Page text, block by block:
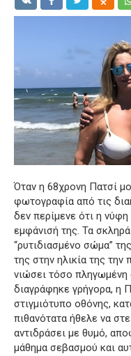
Όταν η 68χρονη Πατσί
φωτογραφία από τις
δεν περίμενε ότι η
εμφάνισή της. Τα
“ρυτιδιασμένο σώμα”
της στην ηλικία της
νιώσει τόσο πληγωμένη
διαγράφηκε γρήγορα, η
στιγμιότυπο οθόνης,
πιθανότατα ήθελε να
αντιδράσει με θυμό,
μάθημα σεβασμού και